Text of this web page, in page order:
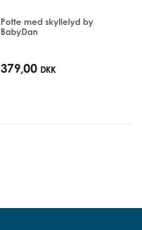
Potte med skyllelyd by
BabyDan
379,00 DKK